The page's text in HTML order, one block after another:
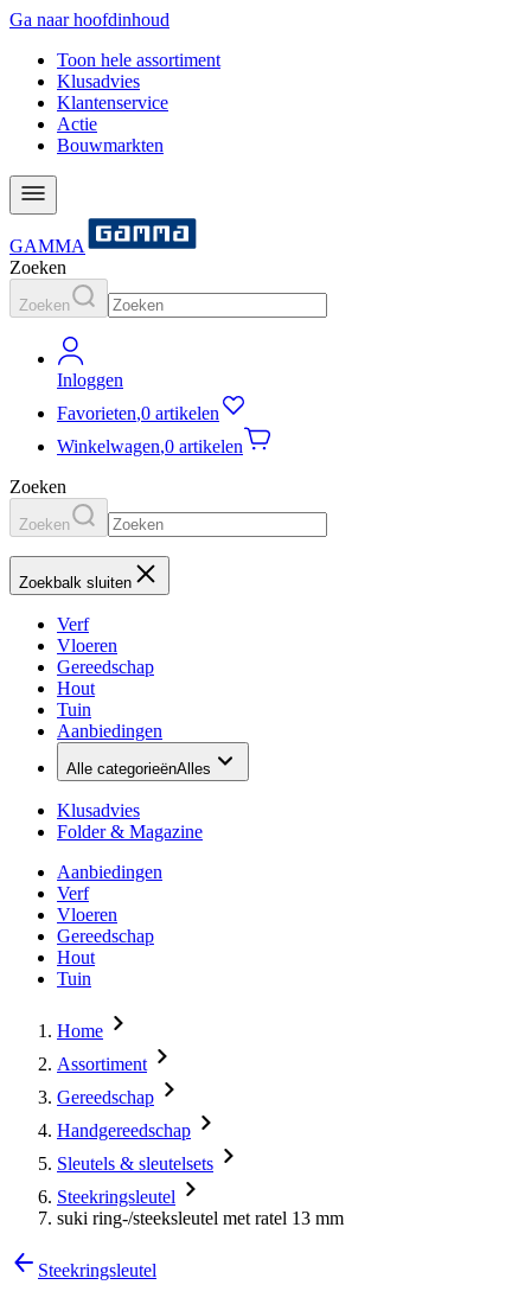
Ga naar hoofdinhoud
Toon hele assortiment
Klusadvies
Klantenservice
Actie
Bouwmarkten
GAMMA
Zoeken
Zoeken
Inloggen
Favorieten,0 artikelen
Winkelwagen,0 artikelen
Zoeken
Zoeken
Zoekbalk sluiten
Verf
Vloeren
Gereedschap
Hout
Tuin
Aanbiedingen
Alle categorieënAlles
Klusadvies
Folder & Magazine
Aanbiedingen
Verf
Vloeren
Gereedschap
Hout
Tuin
Home
Assortiment
Gereedschap
Handgereedschap
Sleutels & sleutelsets
Steekringsleutel
suki ring-/steeksleutel met ratel 13 mm
Steekringsleutel